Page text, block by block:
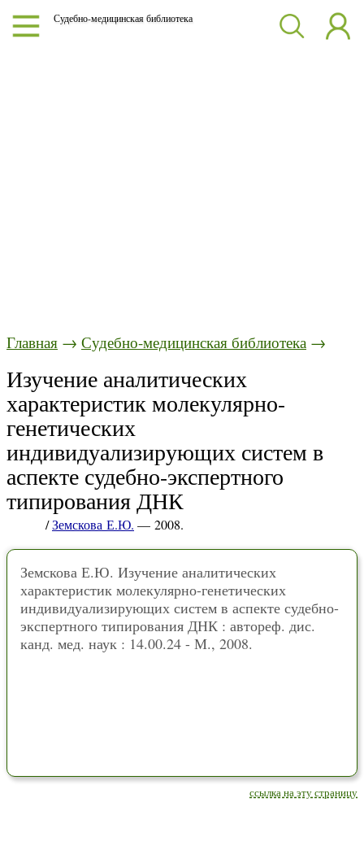
Судебно-медицинская библиотека
Главная → Судебно-медицинская библиотека →
Изучение аналитических
характеристик молекулярно-
генетических
индивидуализирующих систем в
аспекте судебно-экспертного
типирования ДНК
/Земскова Е.Ю. — 2008.
Земскова Е.Ю. Изучение аналитических
характеристик молекулярно-генетических
индивидуализирующих систем в аспекте судебно-
экспертного типирования ДНК : автореф. дис.
канд. мед. наук : 14.00.24 - М., 2008.
ссылка на эту страницу